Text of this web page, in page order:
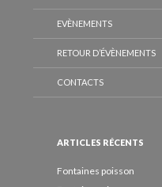
EVÈNEMENTS
RETOUR D’ÉVÈNEMENTS
CONTACTS
ARTICLES RÉCENTS
Fontaines poisson